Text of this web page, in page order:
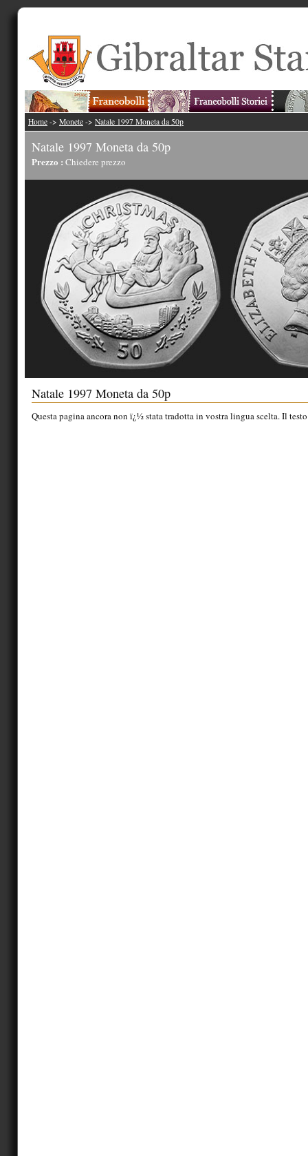
Home -> Monete -> Natale 1997 Moneta da 50p
Natale 1997 Moneta da 50p
Prezzo : Chiedere prezzo
Natale 1997 Moneta da 50p
Questa pagina ancora non ï¿½ stata tradotta in vostra lingua scelta. Il